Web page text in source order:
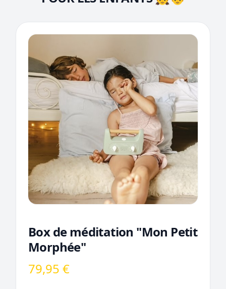
Box de méditation "Mon Petit
Morphée"
79,95 €